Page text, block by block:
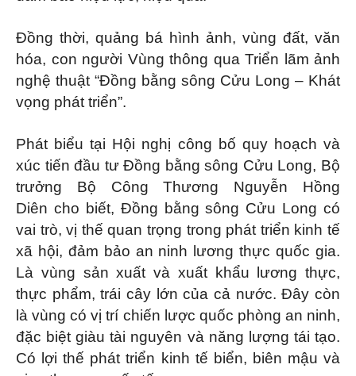
Đồng thời, quảng bá hình ảnh, vùng đất, văn
hóa, con người Vùng thông qua Triển lãm ảnh
nghệ thuật “Đồng bằng sông Cửu Long – Khát
vọng phát triển”.
Phát biểu tại Hội nghị công bố quy hoạch và
xúc tiến đầu tư Đồng bằng sông Cửu Long, Bộ
trưởng Bộ Công Thương Nguyễn Hồng
Diên cho biết, Đồng bằng sông Cửu Long có
vai trò, vị thế quan trọng trong phát triển kinh tế
xã hội, đảm bảo an ninh lương thực quốc gia.
Là vùng sản xuất và xuất khẩu lương thực,
thực phẩm, trái cây lớn của cả nước. Đây còn
là vùng có vị trí chiến lược quốc phòng an ninh,
đặc biệt giàu tài nguyên và năng lượng tái tạo.
Có lợi thế phát triển kinh tế biển, biên mậu và